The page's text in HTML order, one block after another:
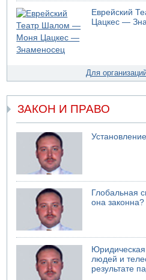
Еврейский
Цацкес —
Для
ЗАКОН И ПРАВО
Глобальная
она законна?
Юридическая
людей и
результате